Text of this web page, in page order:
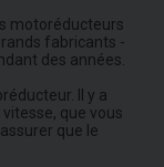
motoréducteurs
fabricants -
des années.
Il y a
que vous
que le